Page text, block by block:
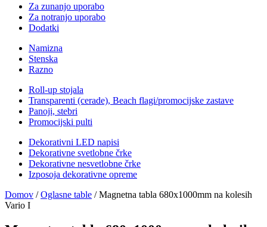
Za zunanjo uporabo
Za notranjo uporabo
Dodatki
Namizna
Stenska
Razno
Roll-up stojala
Transparenti (cerade), Beach flagi/promocijske zastave
Panoji, stebri
Promocijski pulti
Dekorativni LED napisi
Dekorativne svetlobne črke
Dekorativne nesvetlobne črke
Izposoja dekorativne opreme
Domov /Oglasne table / Magnetna tabla 680x1000mm na kolesih
Vario I